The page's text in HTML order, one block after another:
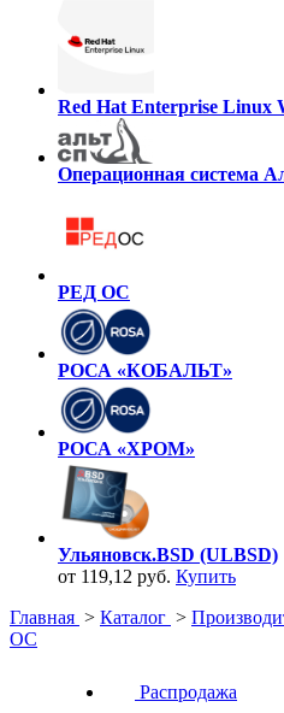
Red Hat Enterprise Linux
Операционная система
РЕД ОС
РОСА «КОБАЛЬТ»
РОСА «ХРОМ»
Ульяновск.BSD (ULBSD)
от 119,12 руб. Купить
Главная > Каталог >
ОС
Распродажа